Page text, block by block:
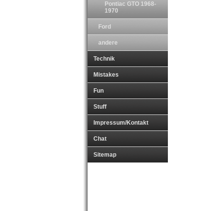
Pontiac GTO 1968-
1970
Ford
andere
Technik
Mistakes
Fun
Stuff
Impressum/Kontakt
Chat
Sitemap